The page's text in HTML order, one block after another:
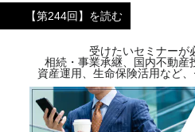
【第244回】を読む
受けたいセミナーが
相続・事業承継、国内不動産
資産運用、生命保険活用など